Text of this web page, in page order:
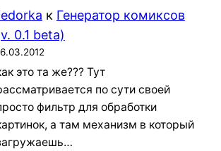
к Генератор комиксов
0.1 beta)
это та же??? Тут
по сути своей
фильтр для обработки
а там механизм в который